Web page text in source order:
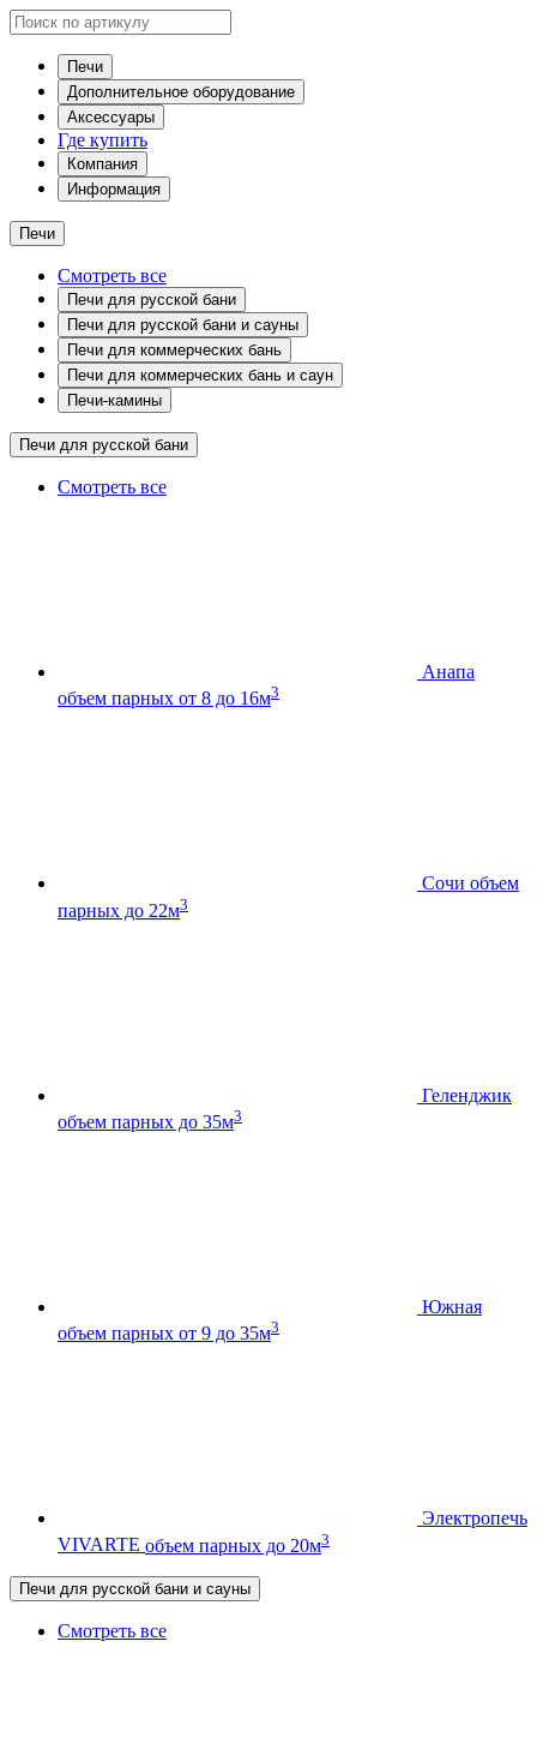
Печи
Дополнительное оборудование
Аксессуары
Где купить
Компания
Информация
Печи
Смотреть все
Печи для русской бани
Печи для русской бани и сауны
Печи для коммерческих бань
Печи для коммерческих бань и саун
Печи-камины
Печи для русской бани
Смотреть все
Анапа
объем парных от 8 до 16м3
Сочи объем
парных до 22м3
Геленджик
объем парных до 35м3
Южная
объем парных от 9 до 35м3
Электропечь
VIVARTE объем парных до 20м3
Печи для русской бани и сауны
Смотреть все